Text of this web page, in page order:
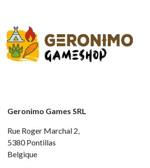
Geronimo Games SRL
Rue Roger Marchal 2,
5380 Pontillas
Belgique